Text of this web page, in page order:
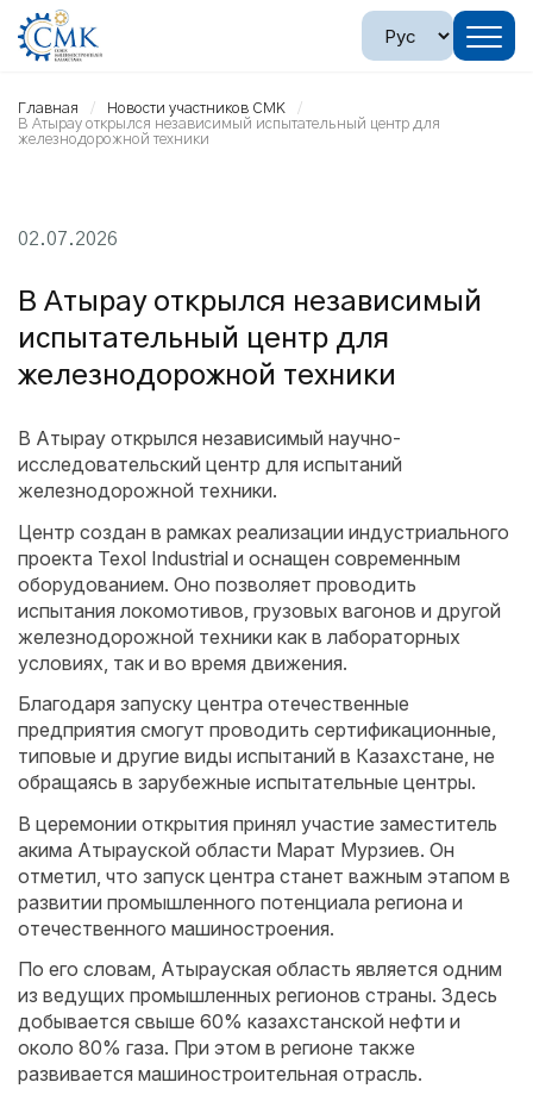
Главная
Новости участников СМК
В Атырау открылся независимый испытательный центр для
железнодорожной техники
02.07.2026
В Атырау открылся независимый
испытательный центр для
железнодорожной техники
В Атырау открылся независимый научно-
исследовательский центр для испытаний
железнодорожной техники.
Центр создан в рамках реализации индустриального
проекта Texol Industrial и оснащен современным
оборудованием. Оно позволяет проводить
испытания локомотивов, грузовых вагонов и другой
железнодорожной техники как в лабораторных
условиях, так и во время движения.
Благодаря запуску центра отечественные
предприятия смогут проводить сертификационные,
типовые и другие виды испытаний в Казахстане, не
обращаясь в зарубежные испытательные центры.
В церемонии открытия принял участие заместитель
акима Атырауской области Марат Мурзиев. Он
отметил, что запуск центра станет важным этапом в
развитии промышленного потенциала региона и
отечественного машиностроения.
По его словам, Атырауская область является одним
из ведущих промышленных регионов страны. Здесь
добывается свыше 60% казахстанской нефти и
около 80% газа. При этом в регионе также
развивается машиностроительная отрасль.